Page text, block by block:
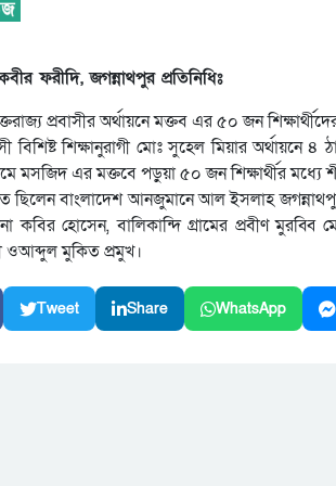
ফরীদি, জগন্নাথপুর প্রতিনিধিঃ
প্রবাসীর অর্থায়নে মক্তব এর ৫০ জন
বিশিষ্ট শিক্ষানুরাগী মোঃ সুহেল মিয়ার
মসজিদ এর মক্তবে পড়ুয়া ৫০ জন শিক্ষার্থীর মধ্যে
ছিলেন বাংলাদেশ আনজুমানে আল ইসলাহ
কবির হোসেন, বালিকান্দি গ্রামের প্রবীণ
মুকিত প্রমুখ।
Tweet Share WhatsApp